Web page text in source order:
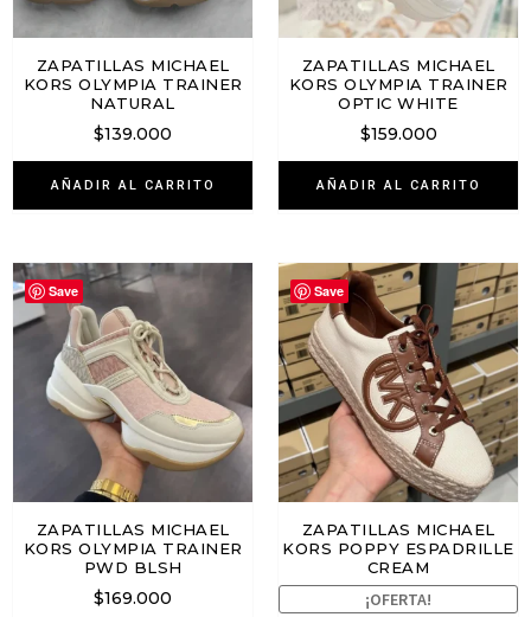
ZAPATILLAS MICHAEL
KORS OLYMPIA TRAINER
NATURAL
$139.000
AÑADIR AL CARRITO
ZAPATILLAS MICHAEL
KORS OLYMPIA TRAINER
OPTIC WHITE
$159.000
AÑADIR AL CARRITO
Save
ZAPATILLAS MICHAEL
KORS OLYMPIA TRAINER
PWD BLSH
$169.000
Save
ZAPATILLAS MICHAEL
KORS POPPY ESPADRILLE
CREAM
¡OFERTA!